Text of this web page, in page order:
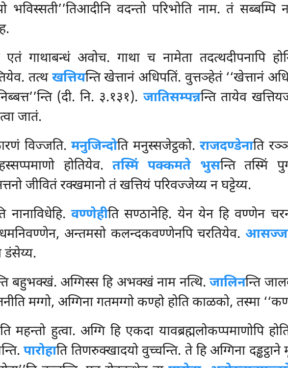
भविस्सती’’तिआदीनि वदन्तो परिभोति नाम. तं
एतं गाथाबन्धं अवोच. गाथा च नामेता तदत्थदीपनापि
तत्थखत्तियन्ति खेत्तानं अधिपतिं. वुत्तञ्हेतं ‘‘खेत्तानं
(दी. नि. ३.१३१). जातिसम्पन्नन्ति तायेव
जातं.
विज्जति.मनुजिन्दोति मनुस्सजेट्ठको.राजदण्डेनाति
होतियेव.तस्मिं पक्कमते भुसन्तितस्मिं
जीवितं रक्खमानो तं खत्तियं परिवज्जेय्य न घट्टेय्य.
नानाविधेहि. वण्णेहीति सण्ठानेहि. येन येन हि वण्णेन
अन्तमसो कलन्दकवण्णेनपि चरतियेव.
डंसेय्य.
बहुभक्खं. अग्गिस्स हि अभक्खं नाम नत्थि.जालिनन्ति
मग्गो, अग्गिना गतमग्गो कण्हो होति काळको, तस्मा
ति महन्तो हुत्वा. अग्गि हि एकदा यावब्रह्मलोकप्पमाणोपि
पारोहाति तिणरुक्खादयो वुच्चन्ति. ते हि अग्गिना